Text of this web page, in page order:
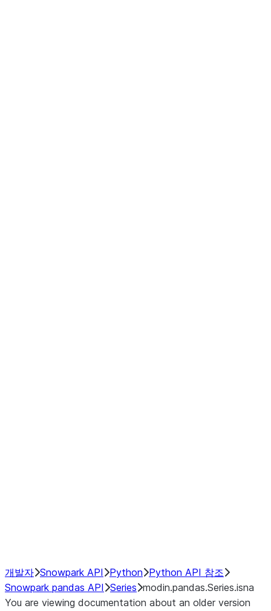
개발자 Snowpark API Python Python API 참조
Snowpark pandas API Series modin.pandas.Series.isna
You are viewing documentation about an older version